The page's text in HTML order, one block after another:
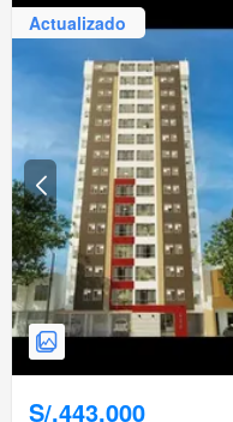
Actualizado
S/.443,000